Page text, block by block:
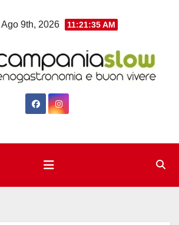
Ago 9th, 2026 11:21:36 AM